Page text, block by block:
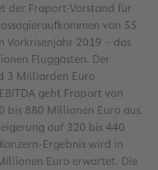
der Fraport-Vorstand für
von 55
Vorkrisenjahr 2019 – das
Fluggästen. Der
3 Milliarden Euro
geht Fraport von
bis 880 Millionen Euro aus.
auf 320 bis 440
Ergebnis wird in
Euro erwartet. Die